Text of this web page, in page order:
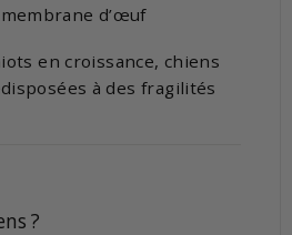
d’œuf
en croissance, chiens
à des fragilités
?